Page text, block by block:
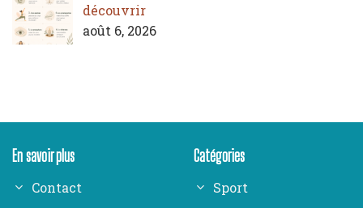
découvrir
août 6, 2026
En savoir plus
Contact
Catégories
Sport